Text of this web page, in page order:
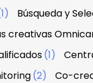
Búsqueda y
creativas
(1)
(2) Co-